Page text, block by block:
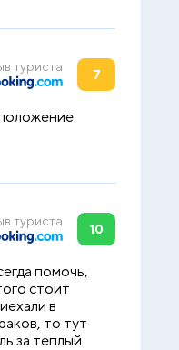
туриста
7
туриста
10
помочь,
стоит
в
то тут
за теплый